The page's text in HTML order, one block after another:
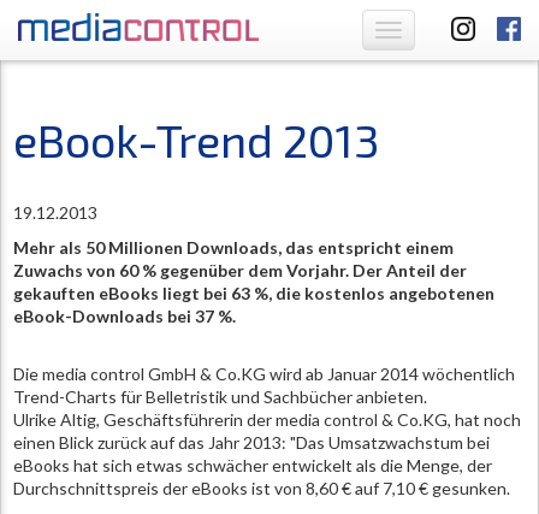
Toggle
navigation
eBook-Trend 2013
19.12.2013
Mehr als 50 Millionen Downloads, das entspricht einem
Zuwachs von 60 % gegenüber dem Vorjahr. Der Anteil der
gekauften eBooks liegt bei 63 %, die kostenlos angebotenen
eBook-Downloads bei 37 %.
Die media control GmbH & Co.KG wird ab Januar 2014 wöchentlich
Trend-Charts für Belletristik und Sachbücher anbieten.
Ulrike Altig, Geschäftsführerin der media control & Co.KG, hat noch
einen Blick zurück auf das Jahr 2013: "Das Umsatzwachstum bei
eBooks hat sich etwas schwächer entwickelt als die Menge, der
Durchschnittspreis der eBooks ist von 8,60 € auf 7,10 € gesunken.